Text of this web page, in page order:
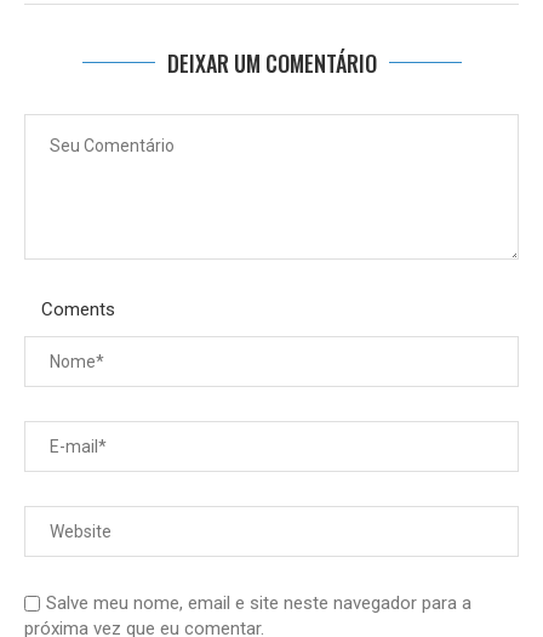
DEIXAR UM COMENTÁRIO
Coments
Salve meu nome, email e site neste navegador para a
próxima vez que eu comentar.